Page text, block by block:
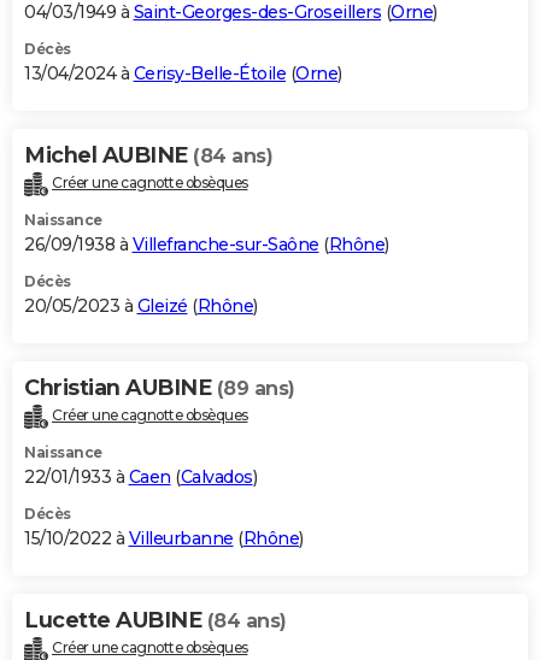
04/03/1949 à Saint-Georges-des-Groseillers (Orne)
Décès
13/04/2024 à Cerisy-Belle-Étoile (Orne)
Michel AUBINE (84 ans)
Créer une cagnotte obsèques
Naissance
26/09/1938 à Villefranche-sur-Saône (Rhône)
Décès
20/05/2023 à Gleizé (Rhône)
Christian AUBINE (89 ans)
Créer une cagnotte obsèques
Naissance
22/01/1933 à Caen (Calvados)
Décès
15/10/2022 à Villeurbanne (Rhône)
Lucette AUBINE (84 ans)
Créer une cagnotte obsèques